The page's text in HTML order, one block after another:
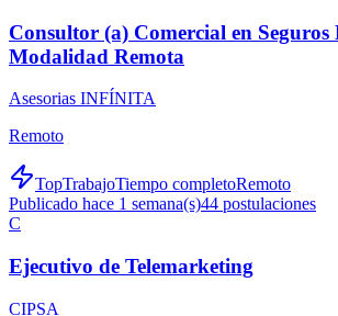
Consultor (a) Comercial en Seguros
Modalidad Remota
Asesorias INFÍNITA
Remoto
TopTrabajoTiempo completoRemoto
Publicado hace 1 semana(s)44 postulaciones
C
Ejecutivo de Telemarketing
CIPSA